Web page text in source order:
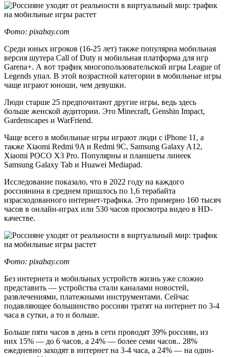
Фото: pixabay.com
Среди юных игроков (16-25 лет) также популярна мобильная
версия шутера Call of Duty и мобильная платформа для игр
Garena+. А вот трафик многопользовательской игры League of
Legends упал. В этой возрастной категории в мобильные игры
чаще играют юноши, чем девушки.
Люди старше 25 предпочитают другие игры, ведь здесь
больше женской аудитории. Это Minecraft, Genshin Impact,
Gardenscapes и WarFriend.
Чаще всего в мобильные игры играют люди с iPhone 11, а
также Xiaomi Redmi 9A и Redmi 9C, Samsung Galaxy A12,
Xiaomi POCO X3 Pro. Популярны и планшеты линеек
Samsung Galaxy Tab и Huawei Mediapad.
Исследование показало, что в 2022 году на каждого
россиянина в среднем пришлось по 1,6 терабайта
израсходованного интернет-трафика. Это примерно 160 тысяч
часов в онлайн-играх или 530 часов просмотра видео в HD-
качестве.
Фото: pixabay.com
Без интернета и мобильных устройств жизнь уже сложно
представить — устройства стали каналами новостей,
развлечениями, платежными инструментами. Сейчас
подавляющее большинство россиян тратят на интернет по 3-4
часа в сутки, а то и больше.
Больше пяти часов в день в сети проводят 39% россиян, из
них 15% — до 6 часов, а 24% — более семи часов.. 28%
ежедневно заходят в интернет на 3-4 часа, а 24% — на один-